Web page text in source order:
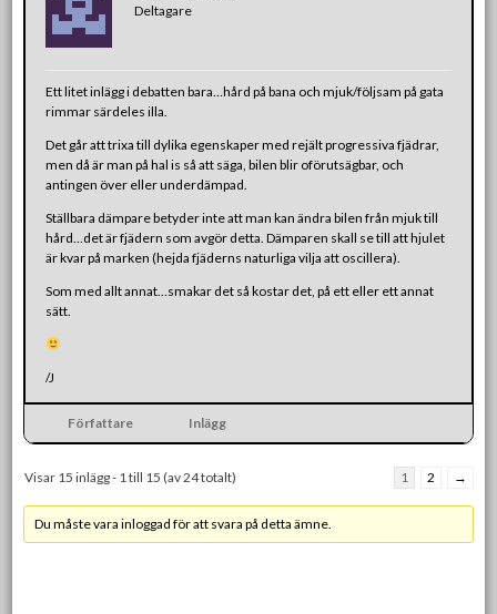
Deltagare
Ett litet inlägg i debatten bara…hård på bana och mjuk/följsam på gata
rimmar särdeles illa.
Det går att trixa till dylika egenskaper med rejält progressiva fjädrar,
men då är man på hal is så att säga, bilen blir oförutsägbar, och
antingen över eller underdämpad.
Ställbara dämpare betyder inte att man kan ändra bilen från mjuk till
hård…det är fjädern som avgör detta. Dämparen skall se till att hjulet
är kvar på marken (hejda fjäderns naturliga vilja att oscillera).
Som med allt annat…smakar det så kostar det, på ett eller ett annat
sätt.
/J
Författare Inlägg
Visar 15 inlägg - 1 till 15 (av 24 totalt) 1 2 →
Du måste vara inloggad för att svara på detta ämne.